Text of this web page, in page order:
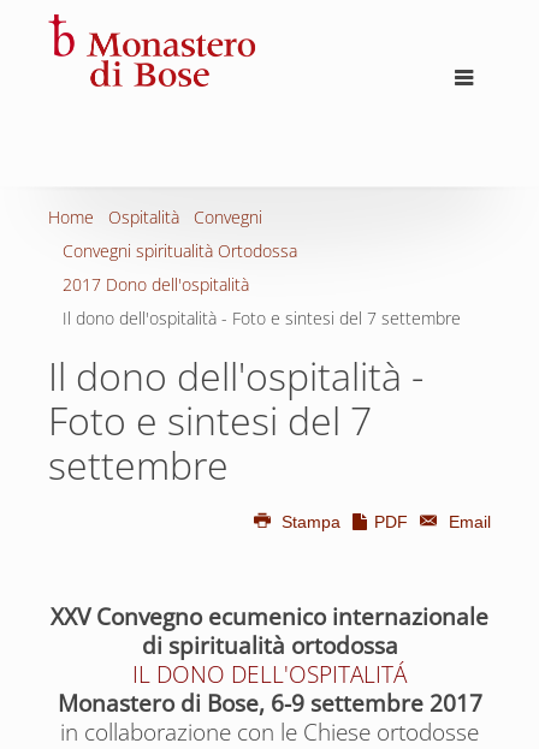
Home Ospitalità
Convegni
Convegni spiritualità Ortodossa
2017 Dono dell'ospitalità
Il dono dell'ospitalità - Foto e sintesi del 7 settembre
Il dono dell'ospitalità -
Foto e sintesi del 7
settembre
Stampa PDF Email
XXV Convegno ecumenico internazionale
di spiritualità ortodossa
IL DONO DELL'OSPITALITÁ
Monastero di Bose, 6-9 settembre 2017
in collaborazione con le Chiese ortodosse